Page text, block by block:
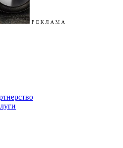
Р Е К Л А М А